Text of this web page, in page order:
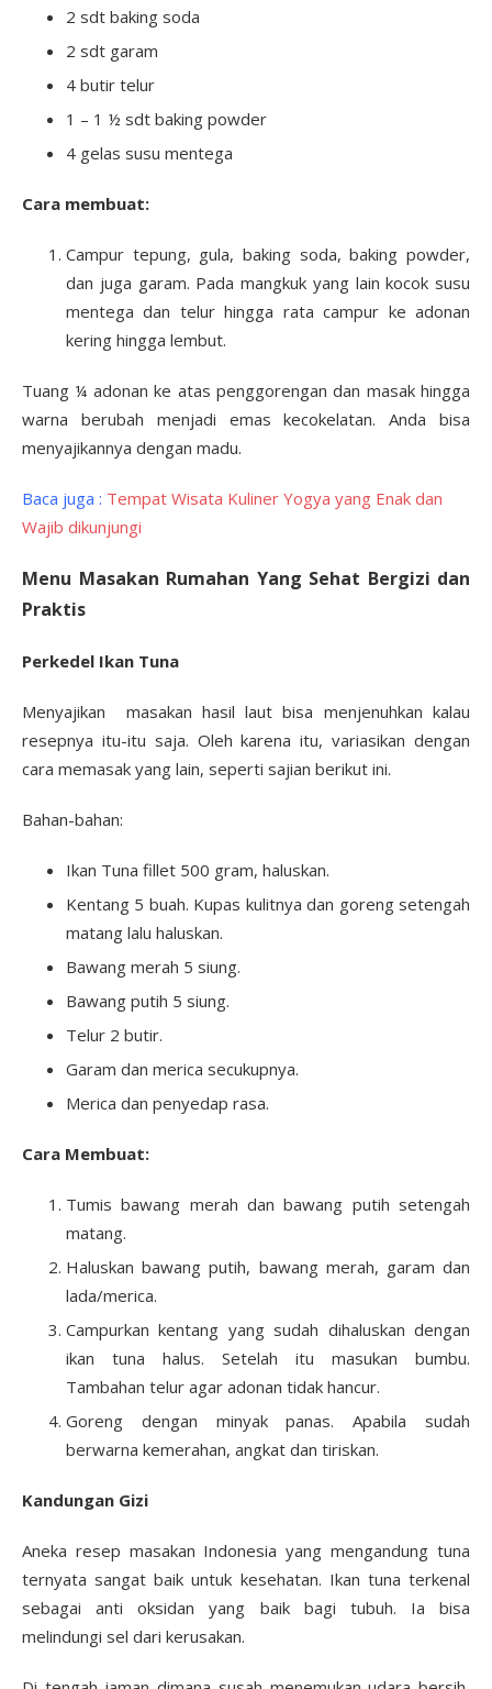
2 sdt baking soda
2 sdt garam
4 butir telur
1 – 1 ½ sdt baking powder
4 gelas susu mentega
Cara membuat:
Campur tepung, gula, baking soda, baking powder,
dan juga garam. Pada mangkuk yang lain kocok susu
mentega dan telur hingga rata campur ke adonan
kering hingga lembut.
Tuang ¼ adonan ke atas penggorengan dan masak hingga
warna berubah menjadi emas kecokelatan. Anda bisa
menyajikannya dengan madu.
Baca juga : Tempat Wisata Kuliner Yogya yang Enak dan
Wajib dikunjungi
Menu Masakan Rumahan Yang Sehat Bergizi dan
Praktis
Perkedel Ikan Tuna
Menyajikan masakan hasil laut bisa menjenuhkan kalau
resepnya itu-itu saja. Oleh karena itu, variasikan dengan
cara memasak yang lain, seperti sajian berikut ini.
Bahan-bahan:
Ikan Tuna fillet 500 gram, haluskan.
Kentang 5 buah. Kupas kulitnya dan goreng setengah
matang lalu haluskan.
Bawang merah 5 siung.
Bawang putih 5 siung.
Telur 2 butir.
Garam dan merica secukupnya.
Merica dan penyedap rasa.
Cara Membuat:
Tumis bawang merah dan bawang putih setengah
matang.
Haluskan bawang putih, bawang merah, garam dan
lada/merica.
Campurkan kentang yang sudah dihaluskan dengan
ikan tuna halus. Setelah itu masukan bumbu.
Tambahan telur agar adonan tidak hancur.
Goreng dengan minyak panas. Apabila sudah
berwarna kemerahan, angkat dan tiriskan.
Kandungan Gizi
Aneka resep masakan Indonesia yang mengandung tuna
ternyata sangat baik untuk kesehatan. Ikan tuna terkenal
sebagai anti oksidan yang baik bagi tubuh. Ia bisa
melindungi sel dari kerusakan.